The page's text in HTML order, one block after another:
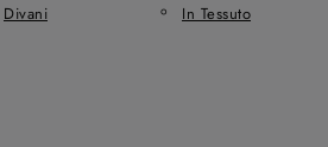
Divani In Tessuto